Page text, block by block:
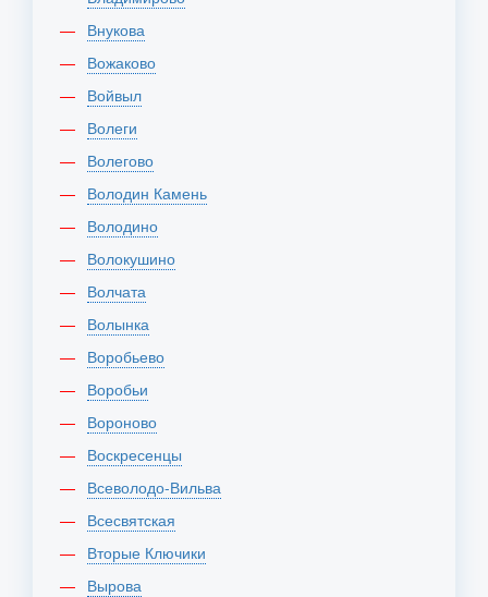
Внукова
Вожаково
Войвыл
Волеги
Волегово
Володин Камень
Володино
Волокушино
Волчата
Волынка
Воробьево
Воробьи
Вороново
Воскресенцы
Всеволодо-Вильва
Всесвятская
Вторые Ключики
Вырова